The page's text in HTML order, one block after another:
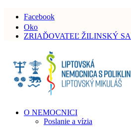
Facebook
Oko
ZRIAĎOVATEĽ ŽILINSKÝ
O NEMOCNICI
Poslanie a vízia